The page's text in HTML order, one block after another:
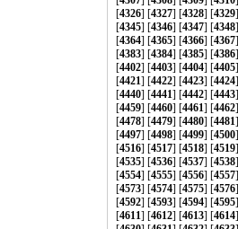
[4326] [4327] [4328] [4329
[4345] [4346] [4347] [4348
[4364] [4365] [4366] [4367
[4383] [4384] [4385] [4386
[4402] [4403] [4404] [4405
[4421] [4422] [4423] [4424
[4440] [4441] [4442] [4443
[4459] [4460] [4461] [4462
[4478] [4479] [4480] [4481
[4497] [4498] [4499] [4500
[4516] [4517] [4518] [4519
[4535] [4536] [4537] [4538
[4554] [4555] [4556] [4557
[4573] [4574] [4575] [4576
[4592] [4593] [4594] [4595
[4611] [4612] [4613] [4614